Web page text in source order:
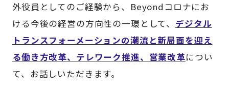
外役員としてのご経験から、Beyondコロナにお
ける今後の経営の方向性の一環として、 デジタル
トランスフォーメーションの潮流と新局面を迎え
る働き方改革、テレワーク推進、営業改革につい
て、お話しいただきます。